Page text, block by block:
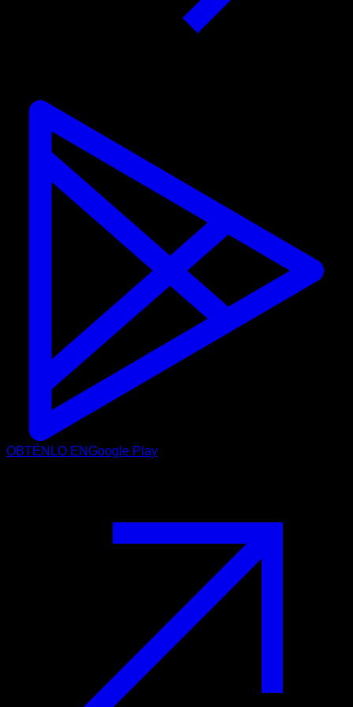
OBTÉNLO ENGoogle Play